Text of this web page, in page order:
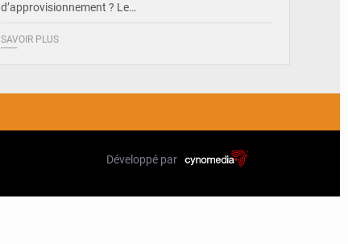
d’approvisionnement ? Le…
SAVOIR PLUS
Développé par